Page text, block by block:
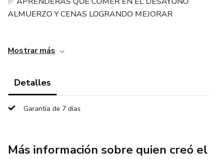
ALMUERZO Y CENAS LOGRANDO MEJORAR
✔TU ALIMENTACIÓN
✔ TU AUTOESTIMA Y CONFIANZA
------------
Mostrar más
Detalles
Garantía de 7 días
Más información sobre quien creó el